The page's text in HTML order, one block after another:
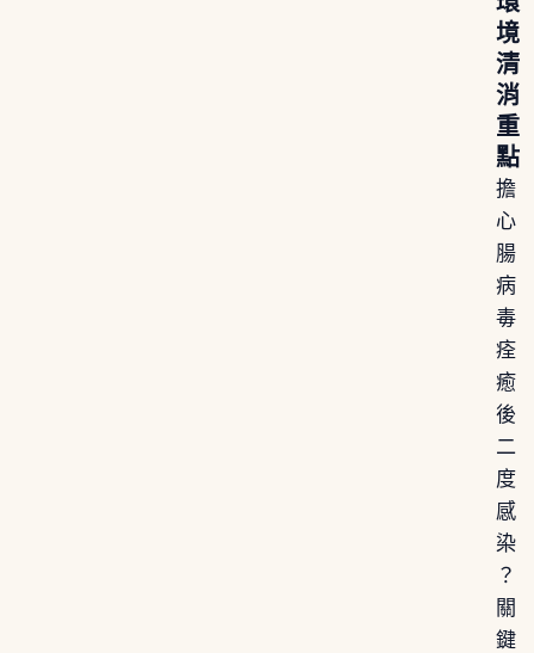
境
清
消
重
點
擔
心
腸
病
毒
痊
癒
後
二
度
感
染
？
關
鍵